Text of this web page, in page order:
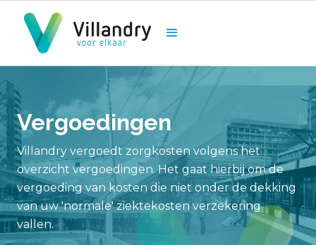
Vergoedingen
Villandry vergoedt zorgkosten volgens het
overzicht vergoedingen. Het gaat hierbij om de
vergoeding van kosten die niet onder de dekking
van uw 'normale' ziektekosten verzekering
vallen.